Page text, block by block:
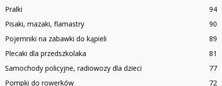
Pralki
94
Pisaki, mazaki, flamastry
90
Pojemniki na zabawki do kąpieli
89
Plecaki dla przedszkolaka
81
Samochody policyjne, radiowozy dla dzieci
77
Pompki do rowerków
72